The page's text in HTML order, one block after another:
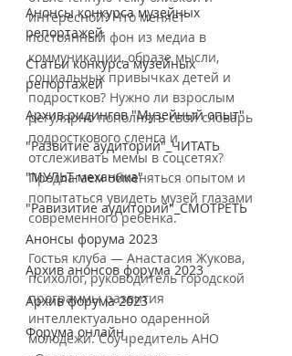
Анонсы конкурса музейных
репортажей
Статьи конкурса музейных
репортажей
Архив ридингов "Музейный опыт"
"Развитие аудиторий"_ЧИТАТЬ
"МУЛЬТ-механика"
"Равизитие аудиторий"_СМОТРЕТЬ
Анонсы форума 2023
Архив анонсов форума 2023
Архив форума 2023
Форума онлайн
интересной? Что меняет
постоянный фон из медиа в
коммуникации, образе мысли,
социальных привычках детей и
подростков? Нужно ли взрослым
регулярно пополнять свой словарь
подросткового сленга и
отслеживать мемы в соцсетях?
Предлагаем обменяться опытом и
попытаться увидеть музей глазами
современного ребенка.
Гостья клуба — Анастасия Жукова,
психолог, руководитель городской
программы развития
интеллектуально одаренной
молодежи. Соучредитель АНО